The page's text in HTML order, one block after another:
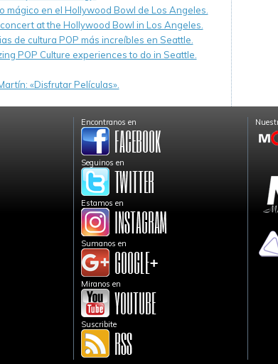
mágico en el Hollywood Bowl de Los Angeles.
at the Hollywood Bowl in Los Angeles.
de cultura POP más increíbles en Seattle.
POP Culture experiences to do in Seattle.
«Disfrutar Películas».
Encontranos en
Seguinos en
Estamos en
Sumanos en
Miranos en
Suscribite